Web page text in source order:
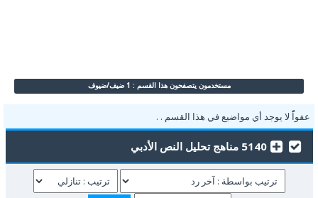
مستخدمون يتصفحون هذا القسم : 1 ضيف/ضيوف
عفواًً لا يوجد أي مواضيع في هذا القسم . .
5140 مناهج تحليل النص الأدبي